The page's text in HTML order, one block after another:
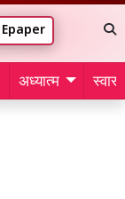
Epaper
अध्यात्म